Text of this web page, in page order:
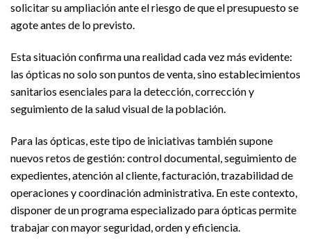
solicitar su ampliación ante el riesgo de que el presupuesto se
agote antes de lo previsto.
Esta situación confirma una realidad cada vez más evidente:
las ópticas no solo son puntos de venta, sino establecimientos
sanitarios esenciales para la detección, corrección y
seguimiento de la salud visual de la población.
Para las ópticas, este tipo de iniciativas también supone
nuevos retos de gestión: control documental, seguimiento de
expedientes, atención al cliente, facturación, trazabilidad de
operaciones y coordinación administrativa. En este contexto,
disponer de un programa especializado para ópticas permite
trabajar con mayor seguridad, orden y eficiencia.